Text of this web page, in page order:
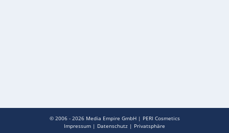
© 2006 - 2026 Media Empire GmbH| PERI Cosmetics
Impressum | Datenschutz | Privatsphäre